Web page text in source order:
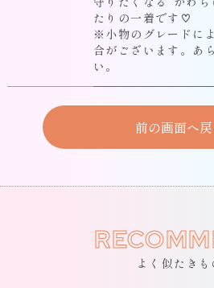
たりの一着です♡
※小物のグレードに
合がございます。あ
い。
前の画面へ戻
よく似たきも